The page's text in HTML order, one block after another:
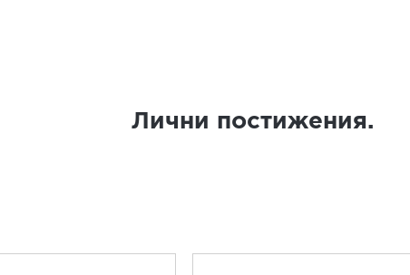
Лични постижения.